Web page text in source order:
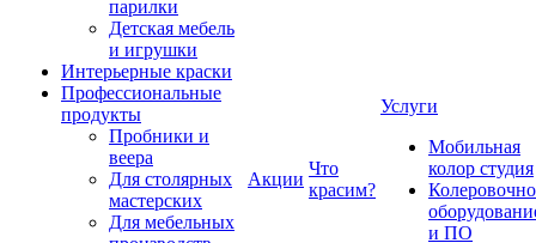
парилки
Детская мебель
и игрушки
Интерьерные краски
Профессиональные
продукты
Пробники и
веера
Для столярных
мастерских
Для мебельных
Акции
Что
красим?
Услуги
Мобильная
колор студия
и ПО